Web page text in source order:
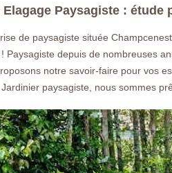
Elagage Paysagiste :
de paysagiste située
Paysagiste depuis de nombreuses
notre savoir-faire pour vos
paysagiste, nous sommes